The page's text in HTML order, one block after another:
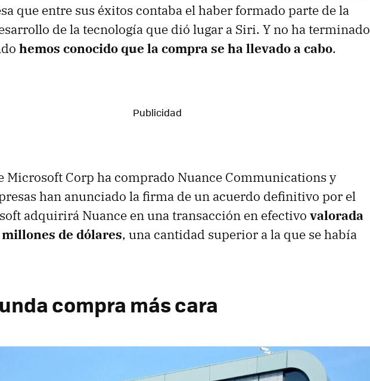
que entre sus éxitos contaba el haber formado parte de la
de la tecnología que dió lugar a Siri. Y no ha terminado
hemos conocido que la compra se ha llevado a cabo.
Microsoft Corp ha comprado Nuance Communications y
han anunciado la firma de un acuerdo definitivo por el
adquirirá Nuance en una transacción en efectivo valorada
de dólares, una cantidad superior a la que se había
compra más cara